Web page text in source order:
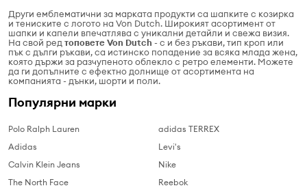
Други емблематични за марката продукти са шапките с козирка
и тениските с логото на Von Dutch. Широкият асортимент от
шапки и капели впечатлява с уникални детайли и свежа визия.
На свой ред топовете Von Dutch - с и без ръкави, тип кроп или
пък с дълги ръкави, са истинско попадение за всяка млада жена,
която държи за разчупеното облекло с ретро елементи. Можете
да ги допълните с ефектно долнище от асортимента на
компанията - дънки, шорти и поли.
Популярни марки
Polo Ralph Lauren
Adidas
Calvin Klein Jeans
The North Face
adidas TERREX
Levi's
Nike
Reebok